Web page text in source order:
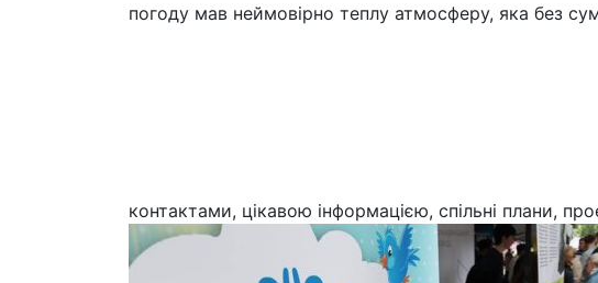
погоду мав неймовірно теплу атмосферу, яка без
контактами, цікавою інформацією, спільні плани,